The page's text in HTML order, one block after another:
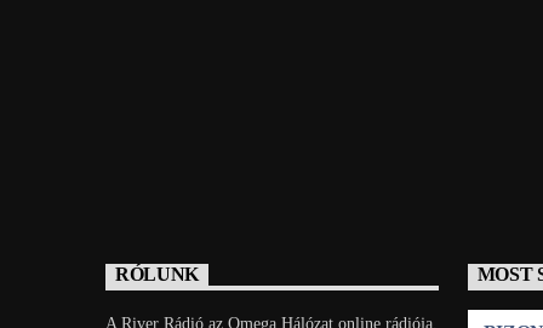
RÓLUNK
A River Rádió az Omega Hálózat online rádiója,
MOST